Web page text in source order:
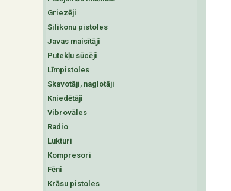
Griezēji
Silikonu pistoles
Javas maisītāji
Putekļu sūcēji
Līmpistoles
Skavotāji, naglotāji
Kniedētāji
Vibrovāles
Radio
Lukturi
Kompresori
Fēni
Krāsu pistoles